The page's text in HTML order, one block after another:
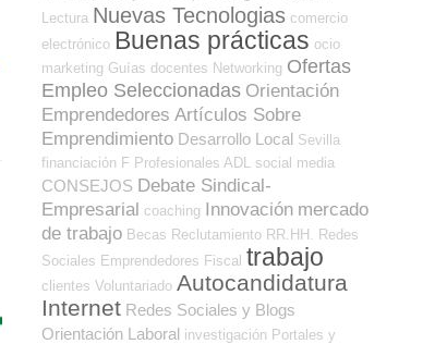
Lectura Nuevas Tecnologias comercio
electrónico Buenas prácticas ocio
marketing Guías docentes Networking Ofertas
Empleo Seleccionadas Orientación
Emprendedores Artículos Sobre
Emprendimiento Desarrollo Local Sevilla
financiación F Profesionales ADL social media
CONSEJOS Debate Sindical-
Empresarial coaching Innovación mercado
de trabajo Becas Reclutamiento RR.HH.
Redes
Sociales Emprendedores Fiscal trabajo
clientes Voluntariado Autocandidatura
Internet Redes Sociales y Blogs
Orientación Laboral investigación Portales y